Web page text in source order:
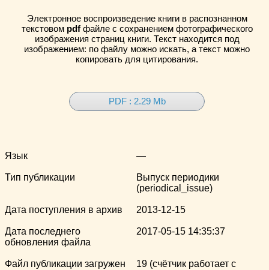
Электронное воспроизведение книги в распознанном
текстовом pdfфайле с сохранением фотографического
изображения страниц книги. Текст находится под
изображением: по файлу можно искать, а текст можно
копировать для цитирования.
PDF : 2.29 Mb
Язык —
Тип публикации
Выпуск периодики
(periodical_issue)
Дата поступления в архив 2013-12-15
Дата последнего
обновления файла
2017-05-15 14:35:37
Файл публикации загружен
19 (счётчик работает с